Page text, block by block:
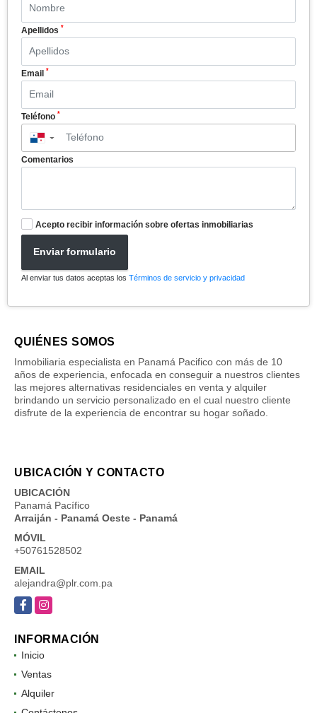
Apellidos *
Email *
Teléfono *
▼
Comentarios
Acepto recibir información sobre ofertas inmobiliarias
Enviar formulario
Al enviar tus datos aceptas los Términos de servicio y privacidad
QUIÉNES SOMOS
Inmobiliaria especialista en Panamá Pacifico con más de 10
años de experiencia, enfocada en conseguir a nuestros clientes
las mejores alternativas residenciales en venta y alquiler
brindando un servicio personalizado en el cual nuestro cliente
disfrute de la experiencia de encontrar su hogar soñado.
UBICACIÓN Y CONTACTO
UBICACIÓN
Panamá Pacífico
Arraiján - Panamá Oeste - Panamá
MÓVIL
+50761528502
EMAIL
alejandra@plr.com.pa
FacebookInstagram
INFORMACIÓN
Inicio
Ventas
Alquiler